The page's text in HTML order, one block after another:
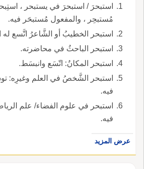
استبحرَ / استبحرَ في يستبحر ،
مُستبحِر ، والمفعول مُستبحَر فيه.
استبحر الخطيبُ أو الشَّاعرُ اتَّسع
استبحر الباحثُ في محاضرته.
استبحر المكانُ: اتّسَع وانبسَط.
استبحر الشَّخصُ في العلم وغيرِه:
فيه.
استبحر في علوم الفضاء/ علم
فيه.
عرض المزيد